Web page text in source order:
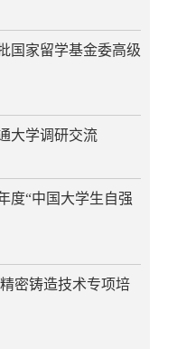
国家留学基金委高级
大学调研交流
度“中国大学生自强
密铸造技术专项培